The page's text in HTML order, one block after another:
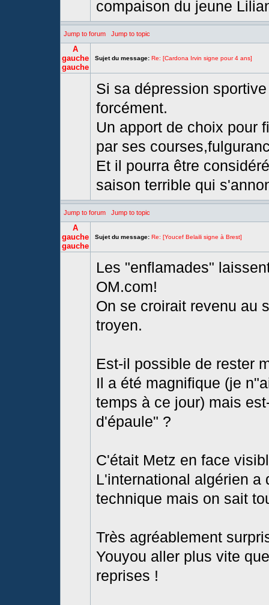
compaison du jeune
Jump to forum Jump to topic
A
gauche
gauche
Sujet du message: Re: [Cardona Irvin signe pour 4 ans]
Si sa dépression
forcément.
Un apport de choix pour
par ses
Et il pourra être
saison terrible qui
Jump to forum Jump to topic
A
gauche
gauche
Sujet du message: Re: [Youcef Belaili signe à Brest]
Les "enflamades"
OM.com!
On se croirait revenu au
troyen.
Est-il possible de rester
Il a été magnifique (je
temps à ce jour) mais
d'épaule" ?
C'était Metz en face
L'international algérien a
technique mais on sait
Très agréablement
Youyou aller plus vite
reprises !